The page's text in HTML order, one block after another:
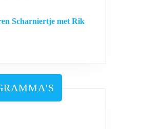
Scharniertje met Rik